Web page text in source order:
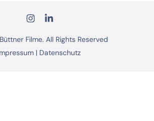
Filme. All Rights Reserved
| Datenschutz